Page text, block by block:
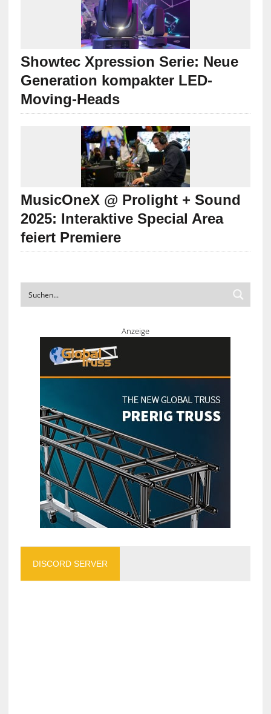
Showtec Xpression Serie: Neue
Generation kompakter LED-
Moving-Heads
MusicOneX @ Prolight + Sound
2025: Interaktive Special Area
feiert Premiere
Anzeige
DISCORD SERVER